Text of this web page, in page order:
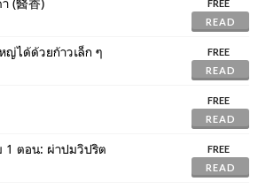
(醫香)
FREE
READ
ญ่ได้ด้วยก้าวเล็ก ๆ
FREE
READ
FREE
READ
1 ตอน: ผ่าปมวิปริต
FREE
READ